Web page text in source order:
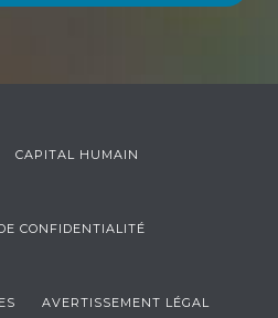
CAPITAL HUMAIN
CONFIDENTIALITÉ
AVERTISSEMENT LÉGAL